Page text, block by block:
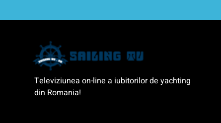
to
SailingTV
Televiziunea on-line a iubitorilor de yachting
din Romania!